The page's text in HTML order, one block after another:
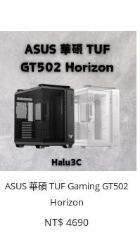
ASUS 華碩 TUF Gaming GT502
Horizon
NT$ 4690